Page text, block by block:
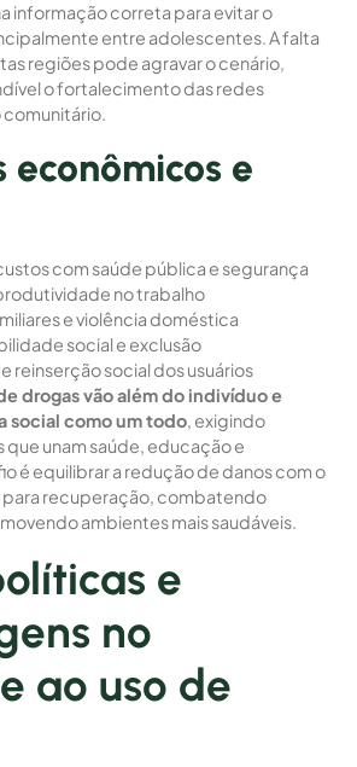
informação correta para evitar o
entre adolescentes. A falta
regiões pode agravar o cenário,
o fortalecimento das redes
comunitário.
econômicos e
com saúde pública e segurança
no trabalho
e violência doméstica
social e exclusão
reinserção social dos usuários
drogas vão além do indivíduo e
social como um todo, exigindo
unam saúde, educação e
é equilibrar a redução de danos com o
para recuperação, combatendo
ambientes mais saudáveis.
e
no
ao uso de